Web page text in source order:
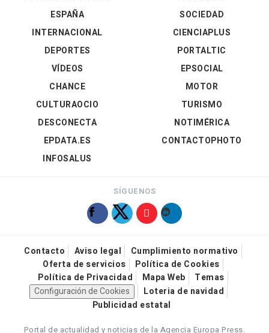
ESPAÑA
INTERNACIONAL
DEPORTES
VÍDEOS
SOCIEDAD
CIENCIAPLUS
PORTALTIC
EPSOCIAL
CHANCE
CULTURAOCIO
DESCONECTA
EPDATA.ES
INFOSALUS
MOTOR
TURISMO
NOTIMÉRICA
CONTACTOPHOTO
SÍGUENOS
Contacto Aviso legal
Cumplimiento normativo
Oferta de servicios
Política de Cookies
Política de Privacidad
Mapa Web
Temas
Configuración de Cookies
Loteria de navidad
Publicidad estatal
Portal de actualidad y noticias de la Agencia Europa Press.